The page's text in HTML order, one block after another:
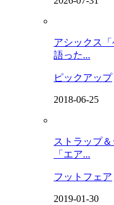
アシックス
語った...
ピックアップ
2018-06-25
ストラップ
「エア...
フットフェア
2019-01-30